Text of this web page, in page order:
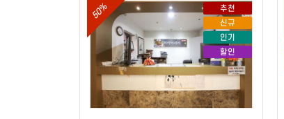
추천
신규
인기
할인
50%